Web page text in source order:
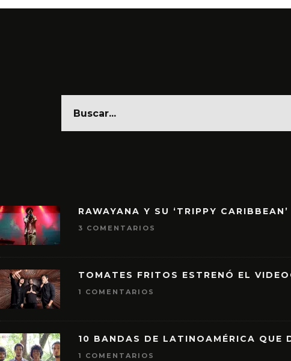
RAWAYANA Y SU ‘TRIPPY
3 COMENTARIOS
TOMATES FRITOS ESTRENÓ EL
1 COMENTARIOS
10 BANDAS DE LATINOAMÉRICA QUE
1 COMENTARIOS